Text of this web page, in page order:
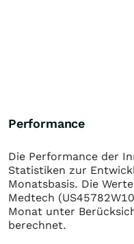
Performance
Die Performance der
Statistiken zur
Monatsbasis. Die
Medtech
Monat unter
berechnet.